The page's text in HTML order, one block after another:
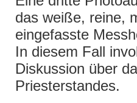
das weiße, reine,
eingefasste
In diesem Fall
Diskussion über
Priesterstandes.